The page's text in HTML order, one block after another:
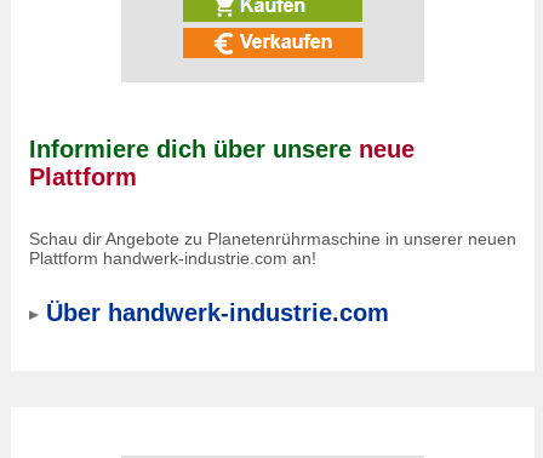
Informiere dich über unsere neue
Plattform
Schau dir Angebote zu Planetenrührmaschine in unserer neuen
Plattform handwerk-industrie.com an!
Über handwerk-industrie.com